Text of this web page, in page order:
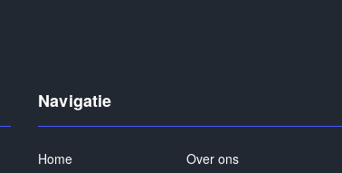
Navigatie
Home
Over ons